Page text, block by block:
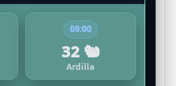
09:00
32 🐿️
Ardilla